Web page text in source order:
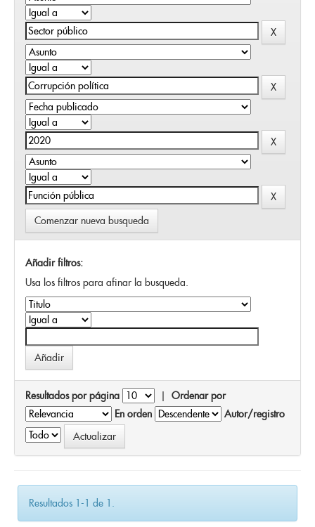
Comenzar nueva busqueda
Añadir filtros:
Usa los filtros para afinar la busqueda.
Resultados por página | Ordenar por
En orden
Autor/registro
Resultados 1-1 de 1.